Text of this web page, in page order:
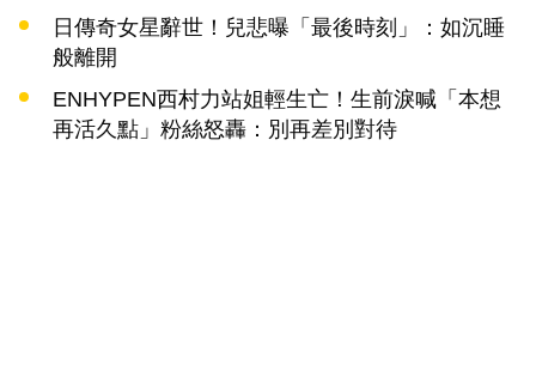
日傳奇女星辭世！兒悲曝「最後時刻」：如沉睡
般離開
ENHYPEN西村力站姐輕生亡！生前淚喊「本想
再活久點」粉絲怒轟：別再差別對待